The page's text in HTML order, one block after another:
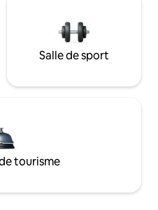
Salle de sport
tourisme